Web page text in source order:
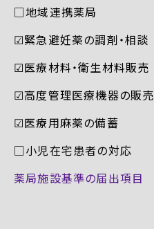
□地域連携薬局
☑︎緊急避妊薬の調剤・相談
☑︎医療材料・衛生材料販売
☑︎高度管理医療機器の販売
☑︎医療用麻薬の備蓄
□小児在宅患者の対応
薬局施設基準の届出項目